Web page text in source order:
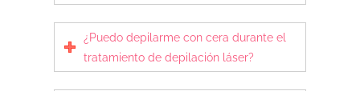
¿Puedo depilarme con cera durante el
tratamiento de depilación láser?